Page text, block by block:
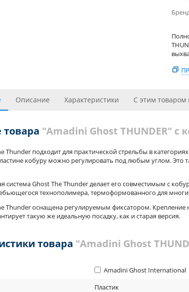
Описание Характеристики С этим товаром
"Amadini Ghost THUNDER" с
Thunder подходит для практической стрельбы в
кобуру можно регулировать под любым углом. Это
система Ghost The Thunder делает его совместимым с
технополимера, термоформованного для
Thunder оснащена регулируемым фиксатором. Крепление
такую же идеальную посадку, как и старая версия.
товара "Amadini Ghost
Amadini Ghost International
Пластик